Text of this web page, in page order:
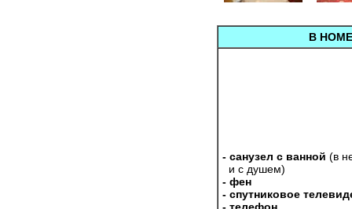
В
- санузел с ванной (в
и с душем)
- фен
- спутниковое
- телефон